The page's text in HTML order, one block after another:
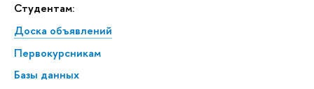
Студентам:
Доска объявлений
Первокурсникам
Базы данных